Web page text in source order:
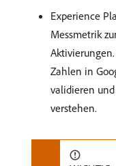
Experience
Messmetrik
Zahlen in
validieren
verstehen.